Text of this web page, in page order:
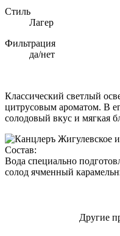
Стиль
Лагер
Фильтрация
да/нет
Классический светлый
цитрусовым ароматом. В
солодовый вкус и мягкая
Состав:
Вода специально
солод ячменный
Другие